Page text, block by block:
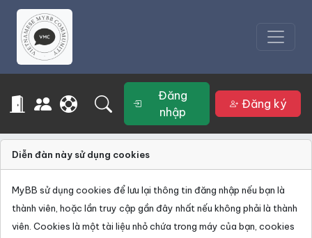
Đăng
nhập
Đăng ký
Diễn đàn này sử dụng cookies
MyBB sử dụng cookies để lưu lại thông tin đăng nhập nếu bạn là
thành viên, hoặc lần truy cập gần đây nhất nếu không phải là thành
viên. Cookies là một tài liệu nhỏ chứa trong máy của bạn, cookies